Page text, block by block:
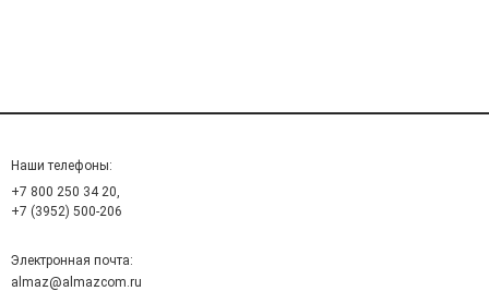
Наши телефоны:
+7 800 250 34 20,
+7 (3952) 500-206
Электронная почта:
almaz@almazcom.ru